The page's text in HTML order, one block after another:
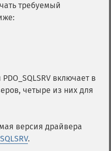
требуемый
включает в
четыре из них для
версия драйвера
.